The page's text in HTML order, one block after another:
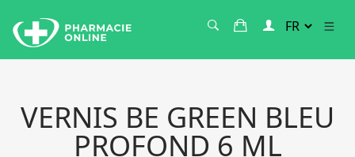
VERNIS BE GREEN BLEU
PROFOND 6 ML